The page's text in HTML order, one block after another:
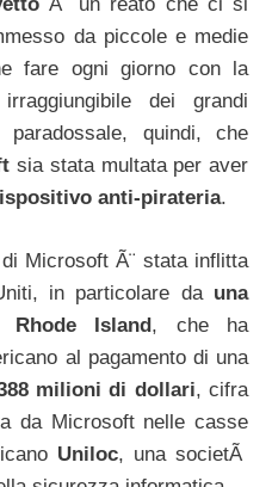
da piccole e medie
fare ogni giorno con la
dei grandi
quindi, che
sia stata multata per aver
anti-pirateria.
Microsoft Ã¨ stata inflitta
in particolare da una
Island, che ha
al pagamento di una
milioni di dollari, cifra
da Microsoft nelle casse
Uniloc, una societÃ